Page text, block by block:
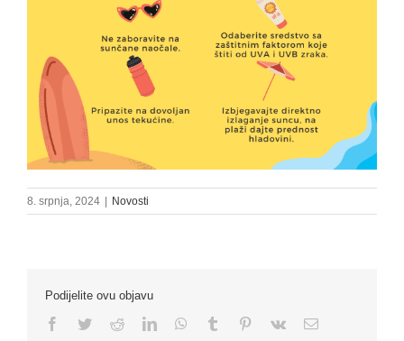
8. srpnja, 2024 Novosti
Podijelite ovu objavu
Facebook
TwitterRedditLinkedInWhatsApp
Tumblr Pinterest
Vk Email: